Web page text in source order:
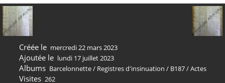
Créée le mercredi 22 mars 2023
Ajoutée le lundi 17 juillet 2023
Albums Barcelonnette/ Registres d'insinuation / B187/Actes
Visites 262